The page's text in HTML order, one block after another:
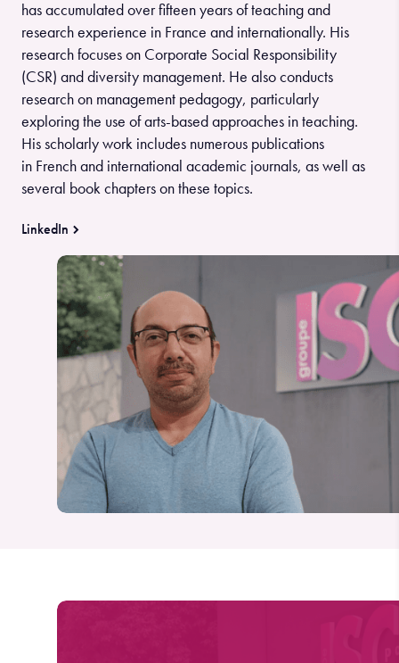
has accumulated over fifteen years of teaching and
research experience in France and internationally. His
research focuses on Corporate Social Responsibility
(CSR) and diversity management. He also conducts
research on management pedagogy, particularly
exploring the use of arts-based approaches in teaching.
His scholarly work includes numerous publications
in French and international academic journals, as well as
several book chapters on these topics.
LinkedIn